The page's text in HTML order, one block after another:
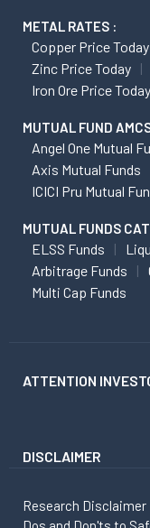
METAL RATES :
Copper Price Today
Zinc Price Today
Iron Ore Price Today
MUTUAL FUND
Angel One Mutual
Axis Mutual Funds
ICICI Pru Mutual
MUTUAL FUNDS
ELSS Funds
Arbitrage Funds
Multi Cap Funds
ATTENTION
DISCLAIMER
Research Disclaimer